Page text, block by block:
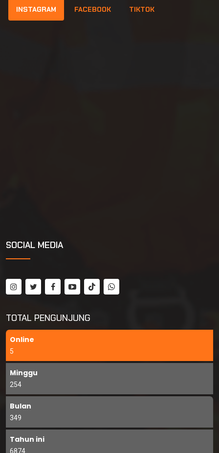
INSTAGRAM FACEBOOK TIKTOK
SOCIAL MEDIA
TOTAL PENGUNJUNG
Online
5
Minggu
254
Bulan
349
Tahun ini
6874